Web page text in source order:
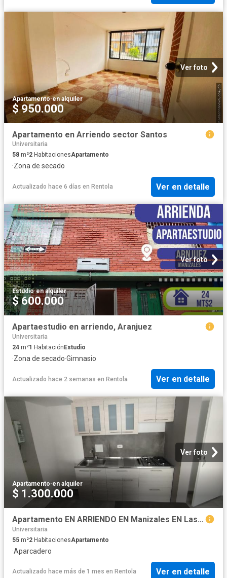
Ver foto
Apartamento·en alquiler
$ 950.000
Apartamento en Arriendo sector Santos
Universitaria
58 m²2 HabitacionesApartamento
·Zona de secado
Actualizado hace 6 días en Rentola Ver en detalle
Ver foto
Estudio·en alquiler
$ 600.000
Apartaestudio en arriendo, Aranjuez
Universitaria
24 m²1 Habitación Estudio
·Zona de secado·Gimnasio
Actualizado hace 2 semanas en Rentola Ver en detalle
Ver foto
Apartamento·en alquiler
$ 1.300.000
Apartamento EN ARRIENDO EN Manizales EN Las Colinas 92711 $1.300.000
Universitaria
55 m²2 HabitacionesApartamento
·Aparcadero
Actualizado hace más de 1 mes en Rentola Ver en detalle